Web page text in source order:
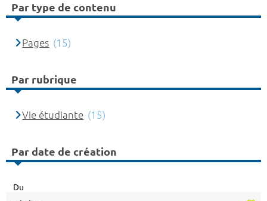
Par type de contenu
Pages (15)
Par rubrique
Vie étudiante (15)
Par date de création
Du